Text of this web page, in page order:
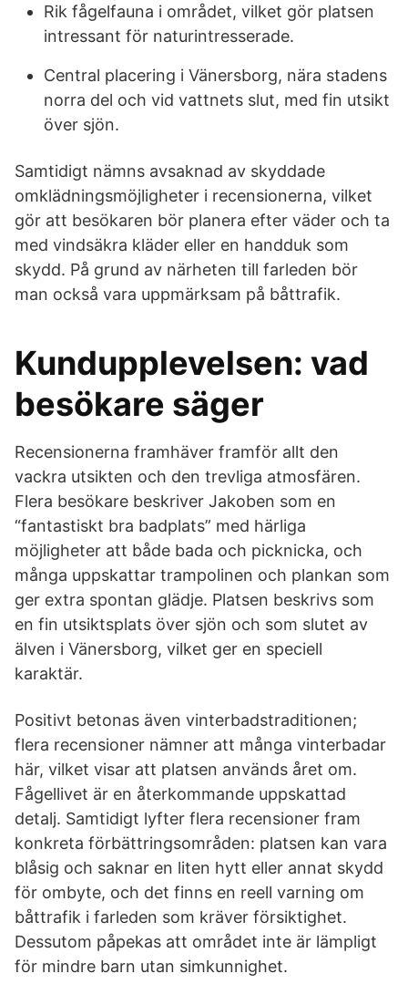
Rik fågelfauna i området, vilket gör platsen
intressant för naturintresserade.
Central placering i Vänersborg, nära stadens
norra del och vid vattnets slut, med fin utsikt
över sjön.
Samtidigt nämns avsaknad av skyddade
omklädningsmöjligheter i recensionerna, vilket
gör att besökaren bör planera efter väder och ta
med vindsäkra kläder eller en handduk som
skydd. På grund av närheten till farleden bör
man också vara uppmärksam på båttrafik.
Kundupplevelsen: vad
besökare säger
Recensionerna framhäver framför allt den
vackra utsikten och den trevliga atmosfären.
Flera besökare beskriver Jakoben som en
“fantastiskt bra badplats” med härliga
möjligheter att både bada och picknicka, och
många uppskattar trampolinen och plankan som
ger extra spontan glädje. Platsen beskrivs som
en fin utsiktsplats över sjön och som slutet av
älven i Vänersborg, vilket ger en speciell
karaktär.
Positivt betonas även vinterbadstraditionen;
flera recensioner nämner att många vinterbadar
här, vilket visar att platsen används året om.
Fågellivet är en återkommande uppskattad
detalj. Samtidigt lyfter flera recensioner fram
konkreta förbättringsområden: platsen kan vara
blåsig och saknar en liten hytt eller annat skydd
för ombyte, och det finns en reell varning om
båttrafik i farleden som kräver försiktighet.
Dessutom påpekas att området inte är lämpligt
för mindre barn utan simkunnighet.